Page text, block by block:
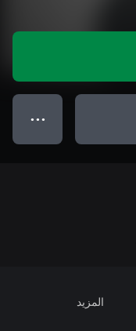
● ● ●
المزيد